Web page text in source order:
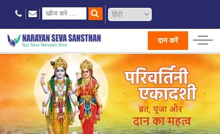
दान करें